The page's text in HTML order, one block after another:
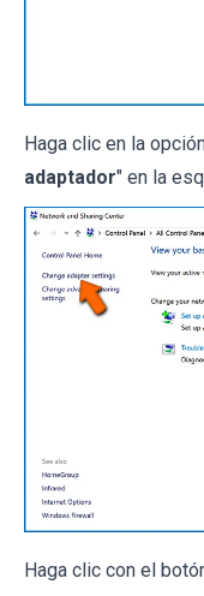
Haga clic en la
adaptador" en la
Haga clic con el